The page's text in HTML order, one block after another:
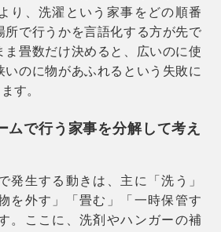
り、 洗濯という家事をどの順番
所で行うかを言語化する方が先で
ま畳数だけ決めると、広いのに使
いのに物があふれるという失敗に
す。
ムで行う家事を分解して考え
発生する動きは、主に「洗う」
を外す」「畳む」「一時保管す
。ここに、洗剤やハンガーの補